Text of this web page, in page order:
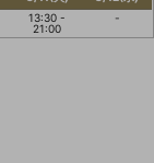
13:30 -
21:00
-